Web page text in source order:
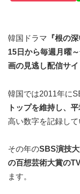
韓国ドラマ 『根の
15日から毎週月曜
画の見逃し配信サイ
韓国では2011年に
トップを維持し、
高い数字を記録して
その年のSBS演技
の百想芸術大賞の
ます。